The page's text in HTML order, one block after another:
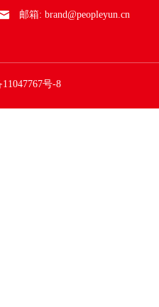
邮箱: brand@peopleyun.cn
号-8